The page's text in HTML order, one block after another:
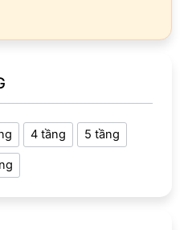
4 tầng 5 tầng